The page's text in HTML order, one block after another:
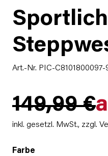
Art.-Nr. PIC-C8101800097-
149,99 €
inkl. gesetzl. MwSt., zzgl.
Farbe